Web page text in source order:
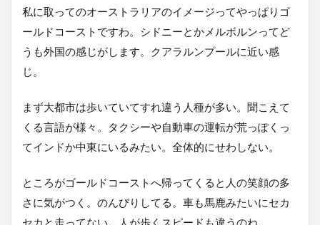
私に取ってのオーストラリアのイメージってやっぱりゴ
ールドコーストですわ。シドニーとかメルボルンってど
うも外国の感じがします。クアラルンプールに近い感
じ。
まず大都市は歩いていてすれ違う人種が多い。聞こえて
くる言語が様々。タクシーや自動車の運転が荒っぽくっ
てインドか中東にいるみたい。全体的にせわしない。
ところがゴールドコーストへ帰ってくると人の笑顔の多
さに気がつく。のんびりしてる。車も馬鹿みたいにセカ
セカと走ってない。人が歩くスピードも違うのね。